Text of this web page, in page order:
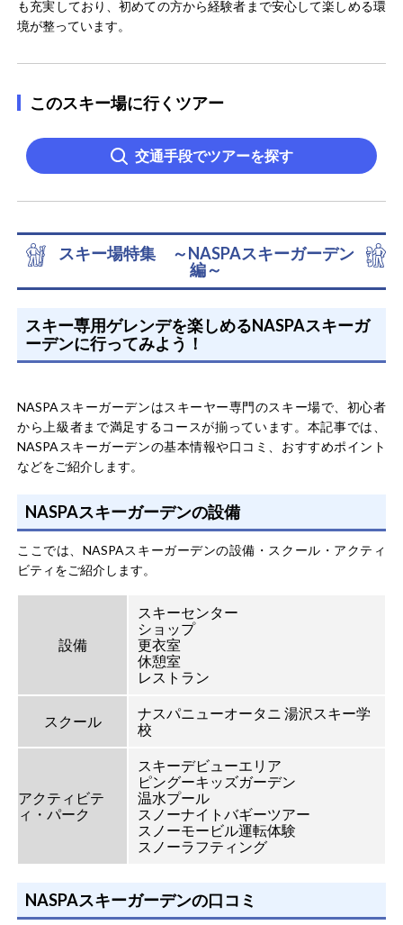
も充実しており、初めての方から経験者まで安心して楽しめる環
境が整っています。
このスキー場に行くツアー
交通手段でツアーを探す
スキー場特集 ～NASPAスキーガーデン
編～
スキー専用ゲレンデを楽しめるNASPAスキーガ
ーデンに行ってみよう！
NASPAスキーガーデンはスキーヤー専門のスキー場で、初心者
から上級者まで満足するコースが揃っています。本記事では、
NASPAスキーガーデンの基本情報や口コミ、おすすめポイント
などをご紹介します。
NASPAスキーガーデンの設備
ここでは、NASPAスキーガーデンの設備・スクール・アクティ
ビティをご紹介します。
設備
スキーセンター
ショップ
更衣室
休憩室
レストラン
スクール
ナスパニューオータニ 湯沢スキー学
校
アクティビテ
ィ・パーク
スキーデビューエリア
ピングーキッズガーデン
温水プール
スノーナイトバギーツアー
スノーモービル運転体験
スノーラフティング
NASPAスキーガーデンの口コミ